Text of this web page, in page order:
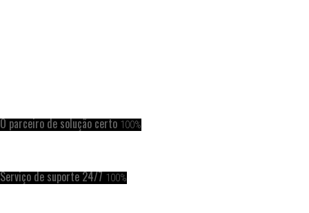
O parceiro de solução certo100%
Serviço de suporte 24/7100%